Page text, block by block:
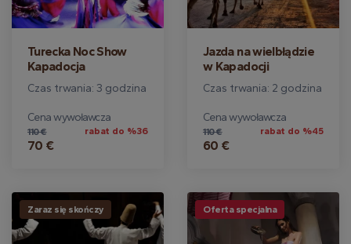
Turecka Noc Show
Kapadocja
Czas trwania: 3 godzina
Cena wywoławcza
110 €
70 €
rabat do %36
Jazda na wielbłądzie
w Kapadocji
Czas trwania: 2 godzina
Cena wywoławcza
110 €
60 €
rabat do %45
Zaraz się skończy Oferta specjalna